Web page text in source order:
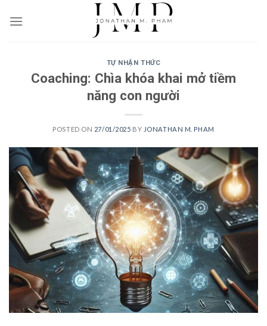
TỰ NHẬN THỨC
Coaching: Chìa khóa khai mở tiềm
năng con người
POSTED ON 27/01/2025 BY JONATHAN M. PHAM